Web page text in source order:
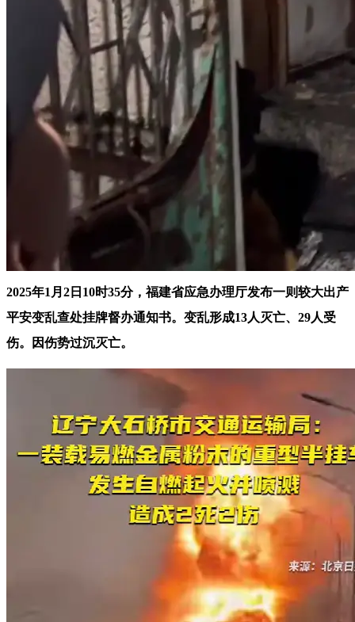
2025年1月2日10时35分，福建省应急办理厅发布一则较大出产
平安变乱查处挂牌督办通知书。变乱形成13人灭亡、29人受
伤。因伤势过沉灭亡。